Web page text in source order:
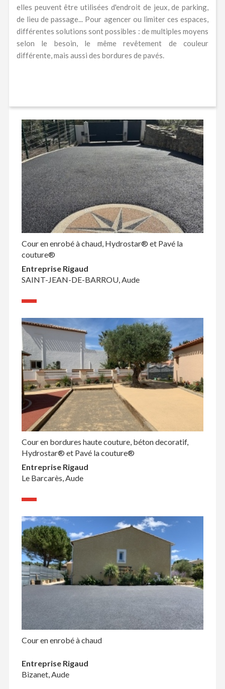
elles peuvent être utilisées d'endroit de jeux, de parking,
de lieu de passage... Pour agencer ou limiter ces espaces,
différentes solutions sont possibles : de multiples moyens
selon le besoin, le même revêtement de couleur
différente, mais aussi des bordures de pavés.
Cour en enrobé à chaud, Hydrostar® et Pavé la
couture®
Entreprise Rigaud
SAINT-JEAN-DE-BARROU, Aude
Cour en bordures haute couture, béton decoratif,
Hydrostar® et Pavé la couture®
Entreprise Rigaud
Le Barcarès, Aude
Cour en enrobé à chaud
Entreprise Rigaud
Bizanet, Aude